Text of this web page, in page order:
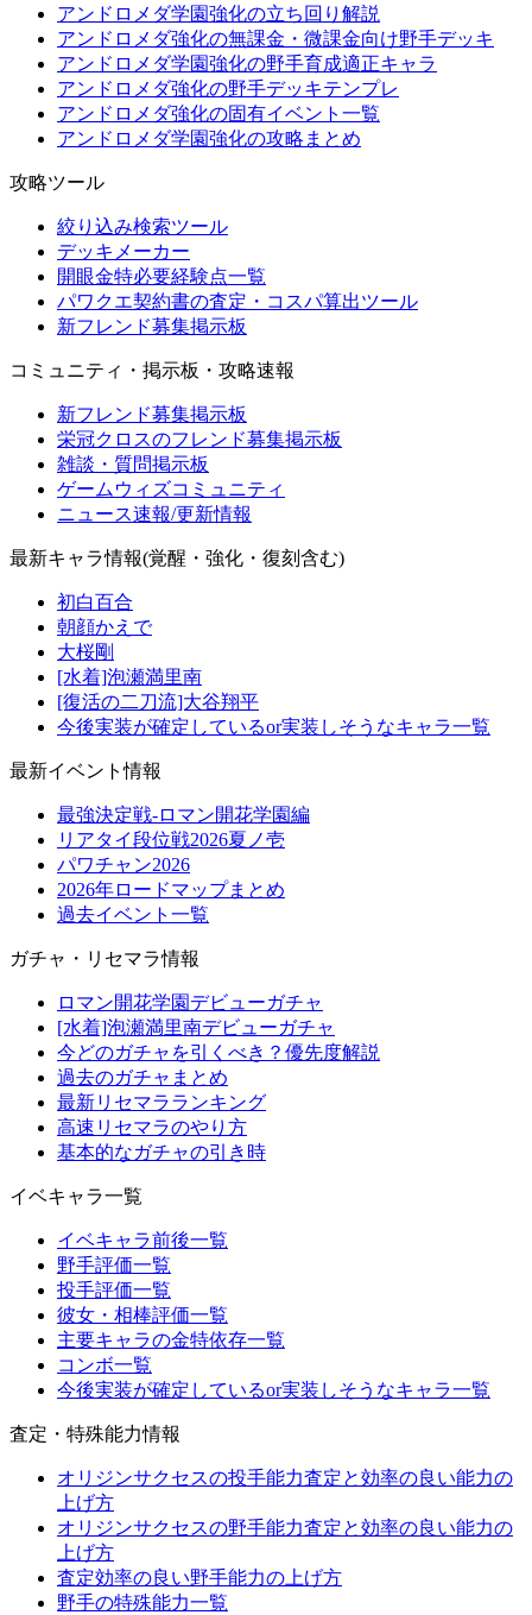
アンドロメダ学園強化の立ち回り解説
アンドロメダ強化の無課金・微課金向け野手デッキ
アンドロメダ学園強化の野手育成適正キャラ
アンドロメダ強化の野手デッキテンプレ
アンドロメダ強化の固有イベント一覧
アンドロメダ学園強化の攻略まとめ
攻略ツール
絞り込み検索ツール
デッキメーカー
開眼金特必要経験点一覧
パワクエ契約書の査定・コスパ算出ツール
新フレンド募集掲示板
コミュニティ・掲示板・攻略速報
新フレンド募集掲示板
栄冠クロスのフレンド募集掲示板
雑談・質問掲示板
ゲームウィズコミュニティ
ニュース速報/更新情報
最新キャラ情報(覚醒・強化・復刻含む)
初白百合
朝顔かえで
大桜剛
[水着]泡瀬満里南
[復活の二刀流]大谷翔平
今後実装が確定しているor実装しそうなキャラ一覧
最新イベント情報
最強決定戦-ロマン開花学園編
リアタイ段位戦2026夏ノ壱
パワチャン2026
2026年ロードマップまとめ
過去イベント一覧
ガチャ・リセマラ情報
ロマン開花学園デビューガチャ
[水着]泡瀬満里南デビューガチャ
今どのガチャを引くべき？優先度解説
過去のガチャまとめ
最新リセマラランキング
高速リセマラのやり方
基本的なガチャの引き時
イベキャラ一覧
イベキャラ前後一覧
野手評価一覧
投手評価一覧
彼女・相棒評価一覧
主要キャラの金特依存一覧
コンボ一覧
今後実装が確定しているor実装しそうなキャラ一覧
査定・特殊能力情報
オリジンサクセスの投手能力査定と効率の良い能力の
上げ方
オリジンサクセスの野手能力査定と効率の良い能力の
上げ方
査定効率の良い野手能力の上げ方
野手の特殊能力一覧